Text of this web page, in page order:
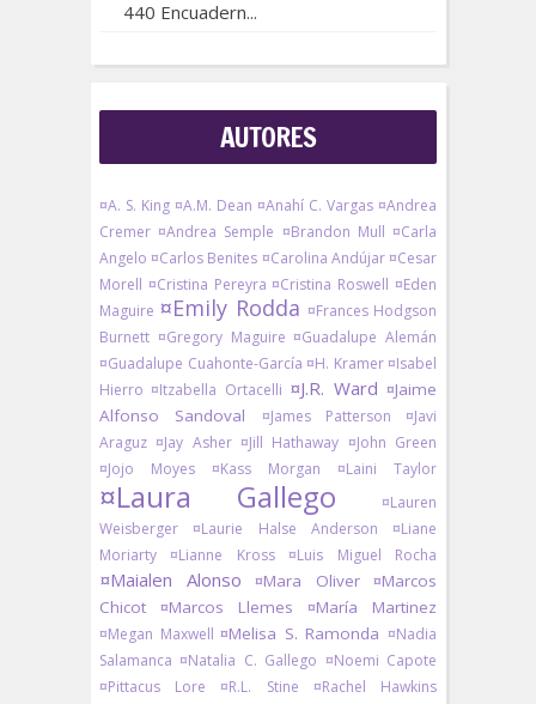
440 Encuadern...
AUTORES
¤A. S. King ¤A.M. Dean ¤Anahí C. Vargas ¤Andrea
Cremer ¤Andrea Semple ¤Brandon Mull ¤Carla
Angelo ¤Carlos Benites ¤Carolina Andújar ¤Cesar
Morell ¤Cristina Pereyra ¤Cristina Roswell ¤Eden
Maguire ¤Emily Rodda ¤Frances Hodgson
Burnett ¤Gregory Maguire ¤Guadalupe Alemán
¤Guadalupe Cuahonte-García ¤H. Kramer ¤Isabel
Hierro ¤Itzabella Ortacelli ¤J.R. Ward ¤Jaime
Alfonso Sandoval
¤James Patterson
¤Javi
Araguz ¤Jay Asher ¤Jill Hathaway ¤John Green
¤Jojo Moyes
¤Kass Morgan ¤Laini Taylor
¤Laura Gallego
¤Lauren
Weisberger
¤Laurie Halse Anderson
¤Liane
Moriarty
¤Lianne Kross ¤Luis Miguel Rocha
¤Maialen Alonso ¤Mara Oliver
¤Marcos
Chicot
¤Marcos Llemes ¤María Martinez
¤Megan Maxwell ¤Melisa S. Ramonda ¤Nadia
Salamanca ¤Natalia C. Gallego ¤Noemi Capote
¤Pittacus Lore
¤R.L. Stine
¤Rachel Hawkins